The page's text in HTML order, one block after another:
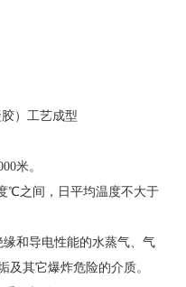
）工艺成型
米。
℃之间，日平均温度不大于
和导电性能的水蒸气、气
及其它爆炸危险的介质。